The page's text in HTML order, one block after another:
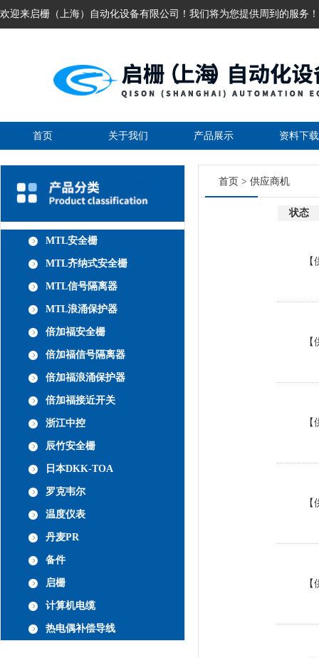
欢迎来启栅（上海）自动化设备有限公司！我们将为您提供周到的服务！
首页 关于我们 产品展示 资料下载
MTL安全栅
MTL齐纳式安全栅
MTL信号隔离器
MTL浪涌保护器
倍加福安全栅
倍加福信号隔离器
倍加福浪涌保护器
倍加福接近开关
浙江中控
辰竹安全栅
日本DKK-TOA
罗克韦尔
温度仪表
丹麦PR
备件
启栅
计算机电缆
热电偶补偿导线
首页 > 供应商机
状态